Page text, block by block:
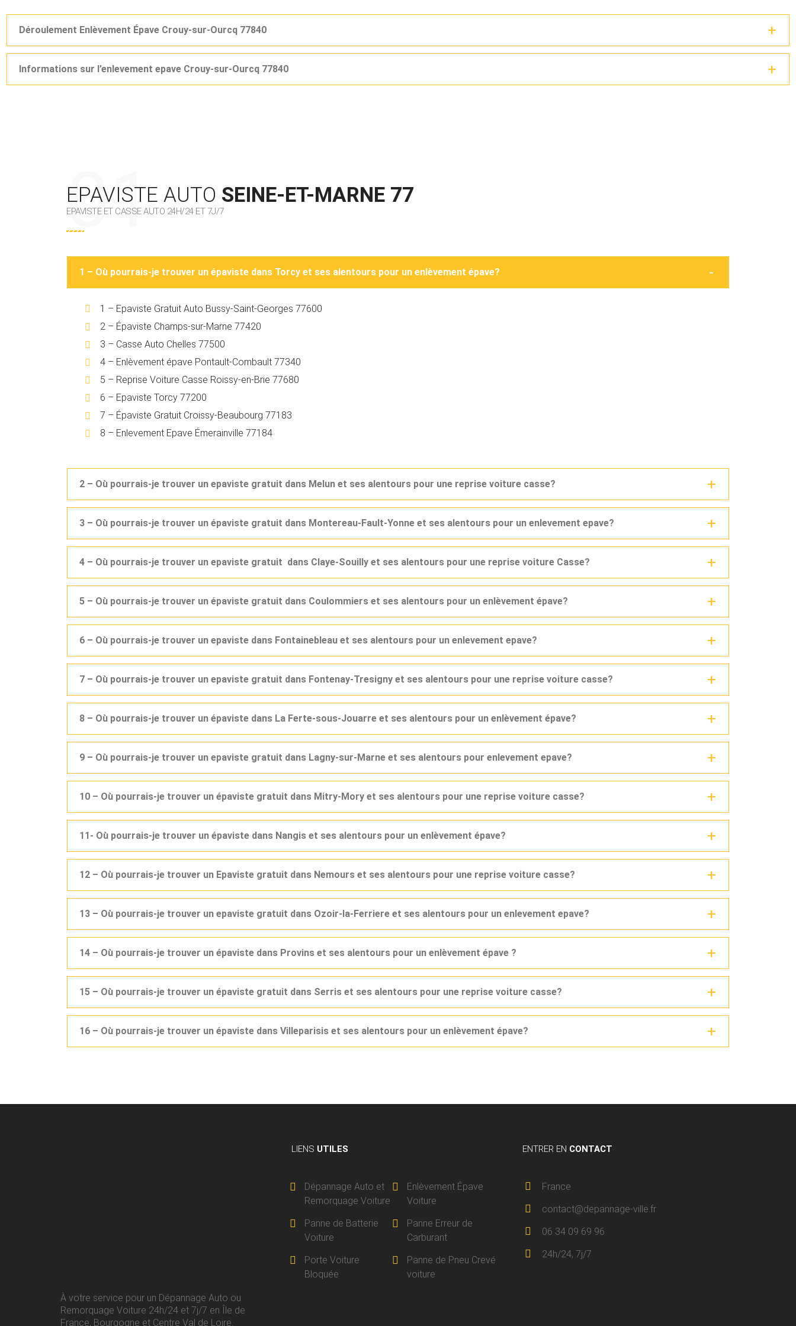
Déroulement Enlèvement Épave Crouy-sur-Ourcq 77840
Informations sur l’enlevement epave Crouy-sur-Ourcq 77840
EPAVISTE AUTO SEINE-ET-MARNE 77
EPAVISTE ET CASSE AUTO 24H/24 ET 7J/7
1 – Où pourrais-je trouver un épaviste dans Torcy et ses alentours pour un enlèvement épave?
1 – Epaviste Gratuit Auto Bussy-Saint-Georges 77600
2 – Épaviste Champs-sur-Marne 77420
3 – Casse Auto Chelles 77500
4 – Enlèvement épave Pontault-Combault 77340
5 – Reprise Voiture Casse Roissy-en-Brie 77680
6 – Epaviste Torcy 77200
7 – Épaviste Gratuit Croissy-Beaubourg 77183
8 – Enlevement Epave Émerainville 77184
2 – Où pourrais-je trouver un epaviste gratuit dans Melun et ses alentours pour une reprise voiture casse?
3 – Où pourrais-je trouver un épaviste gratuit dans Montereau-Fault-Yonne et ses alentours pour un enlevement epave?
4 – Où pourrais-je trouver un epaviste gratuit dans Claye-Souilly et ses alentours pour une reprise voiture Casse?
5 – Où pourrais-je trouver un épaviste gratuit dans Coulommiers et ses alentours pour un enlèvement épave?
6 – Où pourrais-je trouver un epaviste dans Fontainebleau et ses alentours pour un enlevement epave?
7 – Où pourrais-je trouver un epaviste gratuit dans Fontenay-Tresigny et ses alentours pour une reprise voiture casse?
8 – Où pourrais-je trouver un épaviste dans La Ferte-sous-Jouarre et ses alentours pour un enlèvement épave?
9 – Où pourrais-je trouver un epaviste gratuit dans Lagny-sur-Marne et ses alentours pour enlevement epave?
10 – Où pourrais-je trouver un épaviste gratuit dans Mitry-Mory et ses alentours pour une reprise voiture casse?
11- Où pourrais-je trouver un épaviste dans Nangis et ses alentours pour un enlèvement épave?
12 – Où pourrais-je trouver un Epaviste gratuit dans Nemours et ses alentours pour une reprise voiture casse?
13 – Où pourrais-je trouver un epaviste gratuit dans Ozoir-la-Ferriere et ses alentours pour un enlevement epave?
14 – Où pourrais-je trouver un épaviste dans Provins et ses alentours pour un enlèvement épave ?
15 – Où pourrais-je trouver un épaviste gratuit dans Serris et ses alentours pour une reprise voiture casse?
16 – Où pourrais-je trouver un épaviste dans Villeparisis et ses alentours pour un enlèvement épave?
À votre service pour un Dépannage Auto ou
Remorquage Voiture 24h/24 et 7j/7 en Île de
France, Bourgogne et Centre Val de Loire.
LIENS UTILES
Dépannage Auto et
Remorquage Voiture
Enlèvement Épave
Voiture
Panne de Batterie
Voiture
Panne Erreur de
Carburant
Porte Voiture
Bloquée
Panne de Pneu Crevé
voiture
ENTRER EN CONTACT
France
contact@depannage-ville.fr
06 34 09 69 96
24h/24, 7j/7